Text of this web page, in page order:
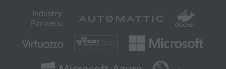
Industry
Partners: